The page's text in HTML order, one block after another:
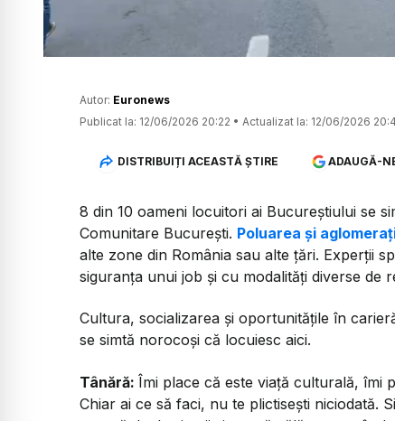
Autor: Euronews
Publicat la: 12/06/2026 20:22 • Actualizat la: 12/06/2026
DISTRIBUIȚI ACEASTĂ ȘTIRE ADAUGĂ-
8 din 10 oameni locuitori ai Bucureștiului se
Comunitare București. Poluarea și
alte zone din România sau alte țări. Experții
siguranța unui job și cu modalități diverse de
Cultura, socializarea și oportunitățile în
se simtă norocoși că locuiesc aici.
Tânără: Îmi place că este viață culturală, îmi
Chiar ai ce să faci, nu te plictisești niciodată.